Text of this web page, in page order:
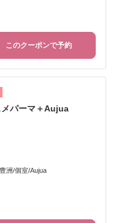
このクーポンで予約
メパーマ＋Aujua
洲/個室/Aujua